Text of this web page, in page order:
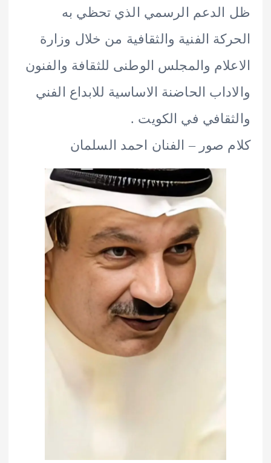
الرسمي الذي تحظي به
الفنية والثقافية من خلال وزارة
والمجلس الوطنى للثقافة والفنون
الحاضنة الاساسية للابداع الفني
في الكويت .
صور – الفنان احمد السلمان